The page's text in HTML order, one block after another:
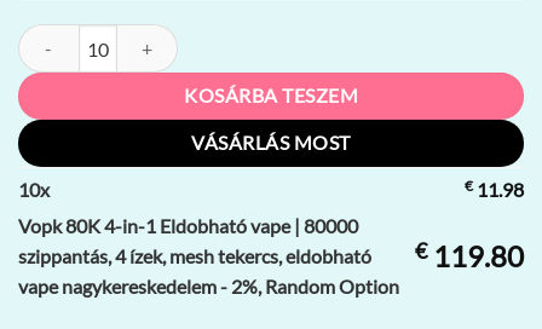
Vopk 80K 4-in-1 Eldobható vape | 80000 szippantás, 4 ízek, mesh
KOSÁRBA TESZEM
VÁSÁRLÁS MOST
10x €11.98
Vopk 80K 4-in-1 Eldobható vape | 80000
szippantás, 4 ízek, mesh tekercs, eldobható
vape nagykereskedelem - 2%, Random Option
€119.80